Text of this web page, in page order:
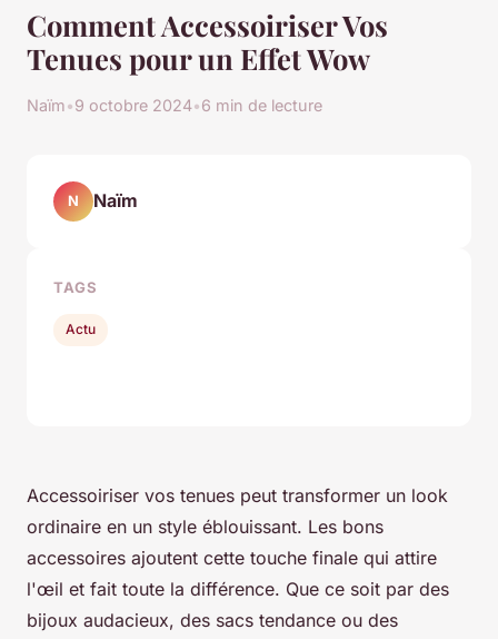
Comment Accessoiriser Vos
Tenues pour un Effet Wow
Naïm•9 octobre 2024•6 min de lecture
Accessoiriser vos tenues peut transformer un look
ordinaire en un style éblouissant. Les bons
accessoires ajoutent cette touche finale qui attire
l'œil et fait toute la différence. Que ce soit par des
bijoux audacieux, des sacs tendance ou des
N Naïm
TAGS
Actu